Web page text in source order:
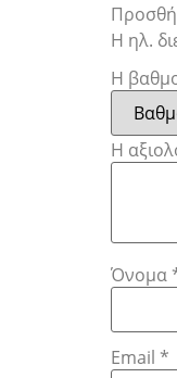
Η ηλ.
Η
Η
Όνομα
Email *